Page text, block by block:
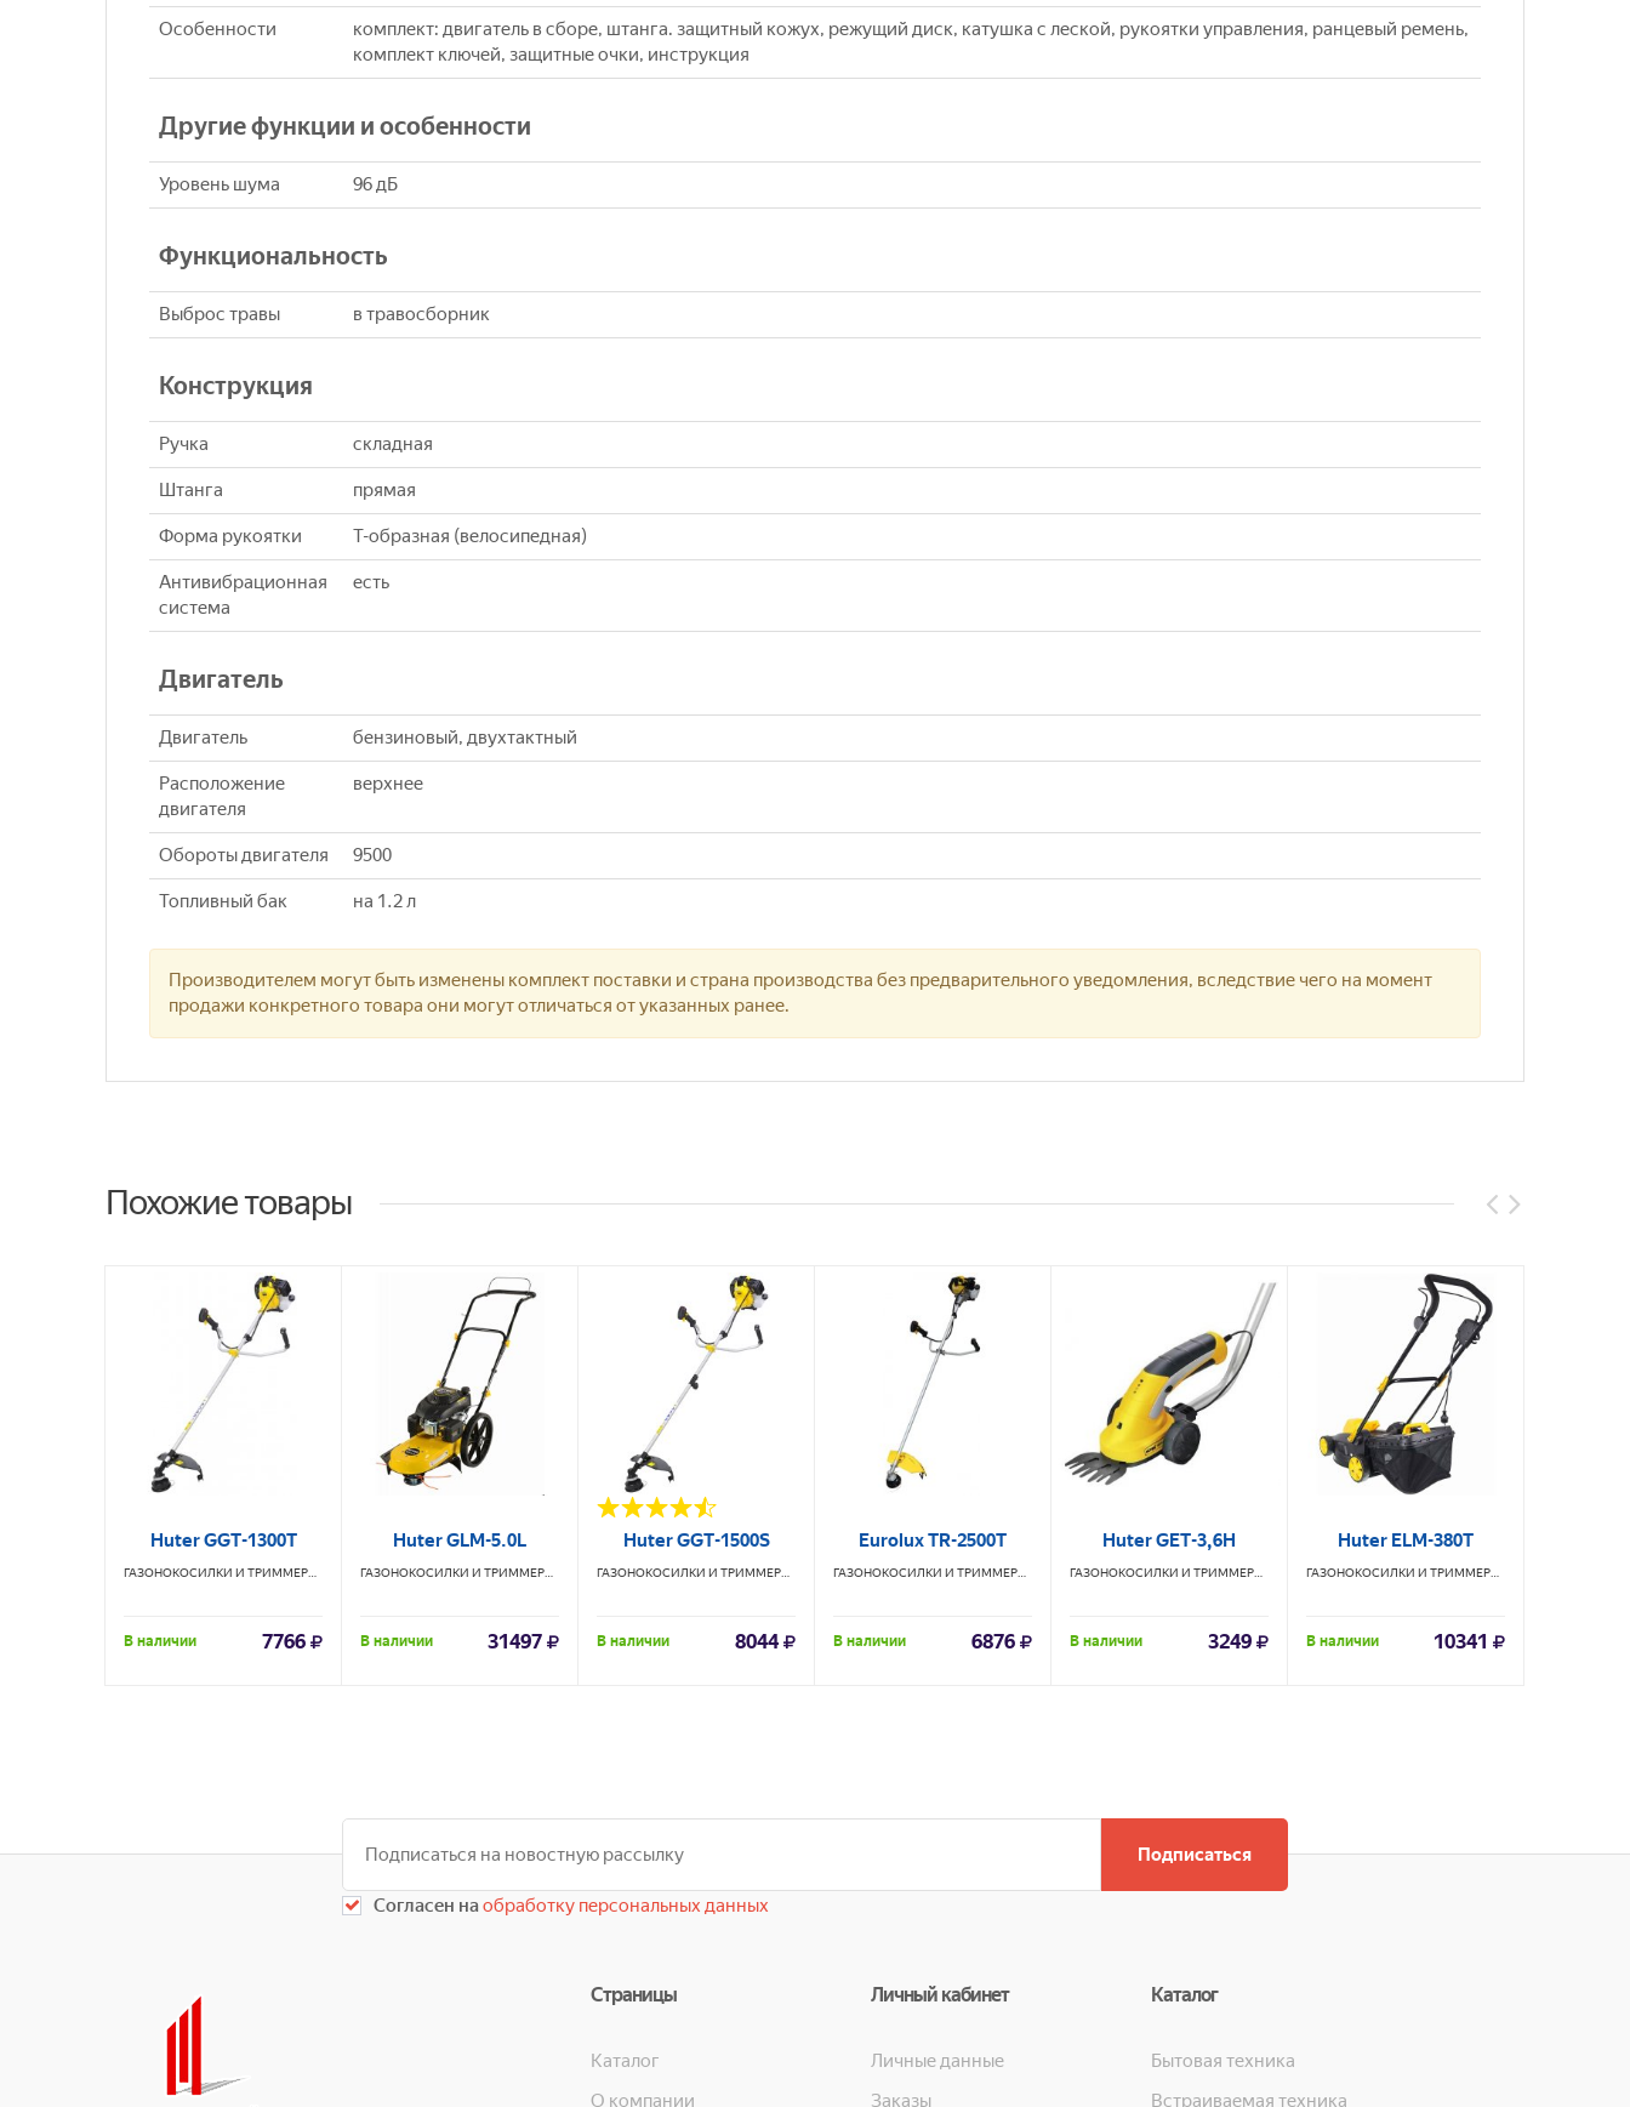
Особенности
комплект: двигатель в сборе, штанга. защитный кожух, режущий диск, катушка с леской, рукоятки управления, ранцевый ремень,
комплект ключей, защитные очки, инструкция
Другие функции и особенности
Уровень шума 96 дБ
Функциональность
Выброс травы в травосборник
Конструкция
Ручка складная
Штанга прямая
Форма рукоятки Т-образная (велосипедная)
Антивибрационная
система
есть
Двигатель
Двигатель бензиновый, двухтактный
Расположение
двигателя
верхнее
Обороты двигателя 9500
Топливный бак на 1.2 л
Производителем могут быть изменены комплект поставки и страна производства без предварительного уведомления, вследствие чего на момент
продажи конкретного товара они могут отличаться от указанных ранее.
Похожие товары
Huter GGT-1300T
В наличии 7766
Huter GLM-5.0L
В наличии 31497
Huter GGT-1500S
В наличии 8044
Eurolux TR-2500T
EUROLUX
В наличии 6876
Huter GET-3,6H
В наличии 3249
Huter ELM-380T
В наличии 10341
Подписаться
Согласен наобработку персональных данных
Страницы
Каталог
О компании
Личный кабинет
Личные данные
Заказы
Каталог
Бытовая техника
Встраиваемая техника